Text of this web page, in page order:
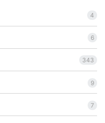
4
6
343
9
7